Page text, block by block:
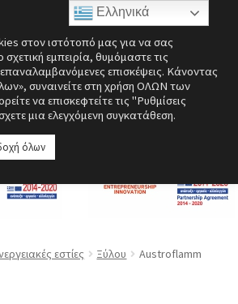
υπό-
μενού
εστίες Ξύλου
Austroflamm
στον ιστότοπό μας για να σας
εμπειρία, θυμόμαστε τις
επισκέψεις. Κάνοντας
συναινείτε στη χρήση ΟΛΩΝ των
να επισκεφτείτε τις "Ρυθμίσεις
μια ελεγχόμενη συγκατάθεση.
όλων
Ελληνικά